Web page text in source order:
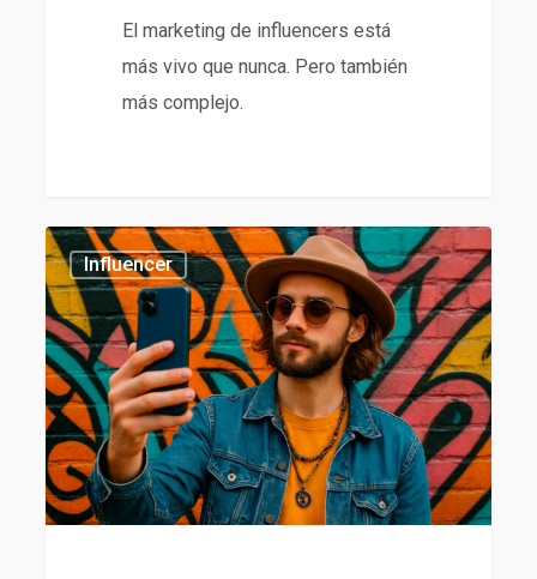
El marketing de influencers está
más vivo que nunca. Pero también
más complejo.
Tendencias
en
influencer
Influencer 435